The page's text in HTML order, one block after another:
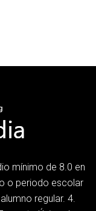
mínimo de 8.0 en
o periodo escolar
regular. 4.